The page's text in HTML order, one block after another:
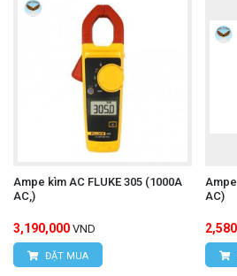
Ampe kìm AC FLUKE 305 (1000A
AC,)
3,190,000 VND
ĐẶT MUA
Ampe
AC)